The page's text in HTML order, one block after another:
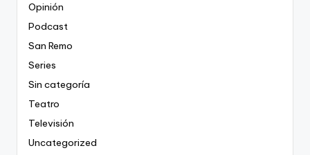
Opinión
Podcast
San Remo
Series
Sin categoría
Teatro
Televisión
Uncategorized